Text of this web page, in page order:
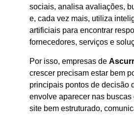
sociais, analisa avaliações,
e, cada vez mais, utiliza
artificiais para encontrar
fornecedores, serviços e
Por isso, empresas de
crescer precisam estar bem
principais pontos de decisão
envolve aparecer nas buscas
site bem estruturado,